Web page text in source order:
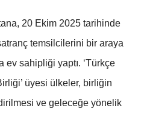
20 Ekim 2025 tarihinde
temsilcilerini bir araya
ev sahipliği yaptı. ‘Türkçe
üyesi ülkeler, birliğin
ve geleceğe yönelik